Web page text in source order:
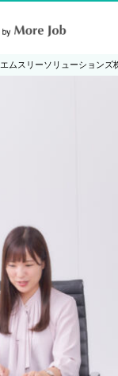
エムスリーソリューションズ